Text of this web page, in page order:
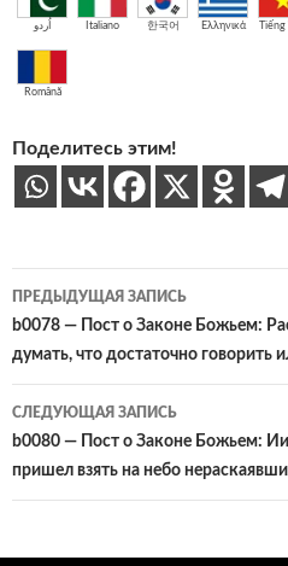
اُردو Italiano 한국어 Ελληνικά
Română
Поделитесь этим!
Навигация
по
записям
ПРЕДЫДУЩАЯ ЗАПИСЬ
b0078 — Пост о Законе Божьем:
думать, что достаточно говорить
СЛЕДУЮЩАЯ ЗАПИСЬ
b0080 — Пост о Законе Божьем:
пришел взять на небо